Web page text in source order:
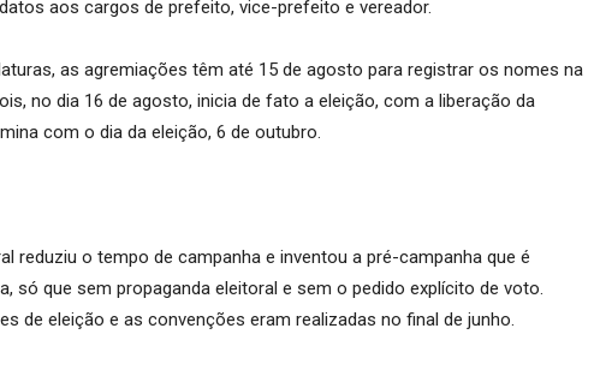
aos cargos de prefeito, vice-prefeito e vereador.
as agremiações têm até 15 de agosto para registrar os nomes na
no dia 16 de agosto, inicia de fato a eleição, com a liberação da
com o dia da eleição, 6 de outubro.
reduziu o tempo de campanha e inventou a pré-campanha que é
só que sem propaganda eleitoral e sem o pedido explícito de voto.
de eleição e as convenções eram realizadas no final de junho.